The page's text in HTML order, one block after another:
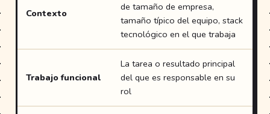
Contexto
de tamaño de empresa,
tamaño típico del equipo, stack
tecnológico en el que trabaja
Trabajo funcional
La tarea o resultado principal
del que es responsable en su
rol